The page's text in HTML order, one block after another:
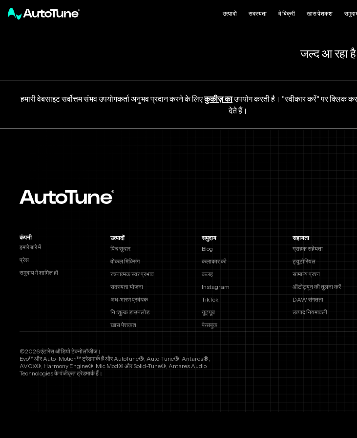
उत्पादों सदस्यता वे बिक्री खास पेशकश
जल्द आ रहा है
हमारी वेबसाइट सर्वोत्तम संभव उपयोगकर्ता अनुभव प्रदान करने के लिएकुकीज़ काउपयोग करती है। "स्वीकार करें" पर क्लिक
देते हैं।
कंपनी
हमारे बारे में
प्रेस
समुदाय में शामिल हों
उत्पादों
पिच सुधार
वोकल मिक्सिंग
रचनात्मक स्वर प्रभाव
सदस्यता योजना
अधःभारण प्रबंधक
निःशुल्क डाउनलोड
खास पेशकश
समुदाय
Blog
कलाकार की
कलह
Instagram
TikTok
यूट्यूब
फेसबुक
सहायता
ग्राहक सहेयता
ट्यूटोरियल
सामान्य प्रश्न
ऑटोट्यून की तुलना करें
DAW संगतता
उत्पाद नियमावली
©2026 एंटारेस ऑडियो टेक्नोलॉजीज।
Evo™ और Auto-Motion™ ट्रेडमार्क हैं और AutoTune®, Auto-Tune®, Antares®,
AVOX®, Harmony Engine®, Mic Mod® और Solid-Tune®, Antares Audio
Technologies के पंजीकृत ट्रेडमार्क हैं।